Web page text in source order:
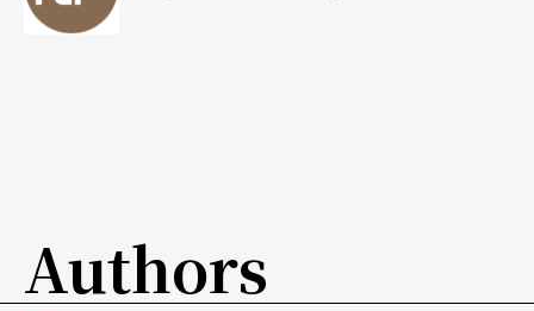
Authors